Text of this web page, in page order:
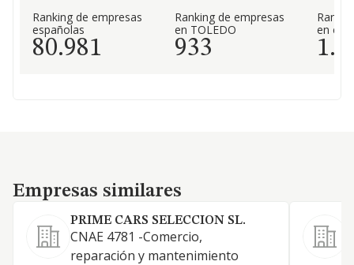
Ranking de empresas
españolas
80.981
Ranking de empresas
en TOLEDO
933
en el
Empresas similares
Empresas similares
PRIME CARS SELECCION SL.
CNAE 4781 -Comercio,
reparación y mantenimiento